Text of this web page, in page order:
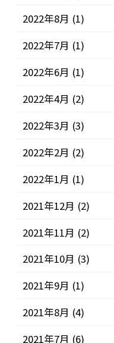
2022年8月 (1)
2022年7月 (1)
2022年6月 (1)
2022年4月 (2)
2022年3月 (3)
2022年2月 (2)
2022年1月 (1)
2021年12月 (2)
2021年11月 (2)
2021年10月 (3)
2021年9月 (1)
2021年8月 (4)
2021年7月 (6)